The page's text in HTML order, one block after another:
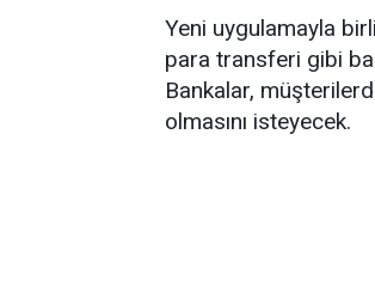
Yeni uygulamayla
para transferi gibi
Bankalar,
olmasını isteyecek.